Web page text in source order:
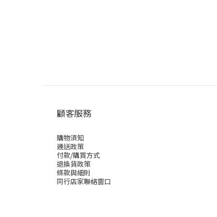
顧客服務
購物須知
運送政策
付款/購買方式
退換貨政策
條款與細則
同行店家聯絡窗口